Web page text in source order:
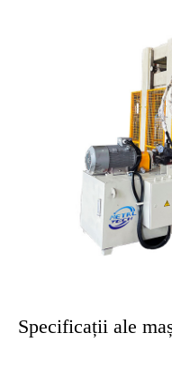
Specificații ale